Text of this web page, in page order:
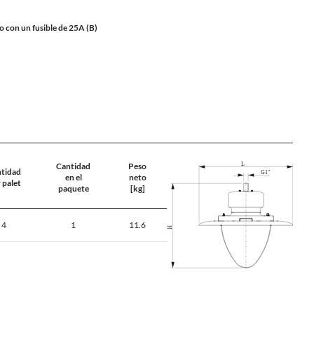
con un fusible de 25A (B)
palet
Cantidad
en el
paquete
Peso
neto
[kg]
4 1 11.6